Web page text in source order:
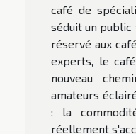
café de
séduit un public
réservé aux
experts, le
nouveau
amateurs
: la
réellement